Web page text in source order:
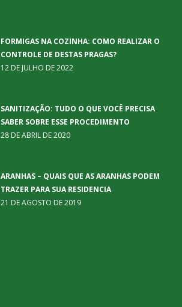
FORMIGAS NA COZINHA: COMO REALIZAR O
CONTROLE DE DESTAS PRAGAS?
12 DE JULHO DE 2022
SANITIZAÇÃO: TUDO O QUE VOCÊ PRECISA
SABER SOBRE ESSE PROCEDIMENTO
28 DE ABRIL DE 2020
ARANHAS – QUAIS QUE AS ARANHAS PODEM
TRAZER PARA SUA RESIDENCIA
21 DE AGOSTO DE 2019